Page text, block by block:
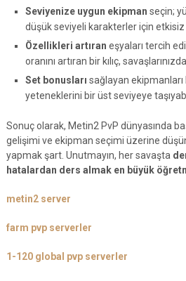
Seviyenize uygun ekipman seçin;
düşük seviyeli karakterler için etkisiz
Özellikleri artıran eşyaları tercih
oranını artıran bir kılıç,
Set bonusları sağlayan
yeteneklerini bir üst seviyeye
Sonuç olarak, Metin2 PvP dünyasında
gelişimi ve ekipman seçimi üzerine
yapmak şart. Unutmayın, her savaşta
hatalardan ders almak en büyük
metin2 server
farm pvp serverler
1-120 global pvp serverler